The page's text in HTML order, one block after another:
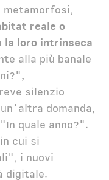
reale o
la loro intrinseca
alla più banale
silenzio
domanda,
quale anno?".
cui si
i nuovi
digitale.